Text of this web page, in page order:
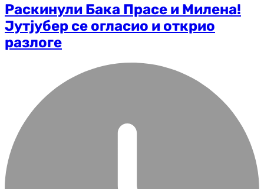
Раскинули Бака Прасе и Милена!
Јутјубер се огласио и открио
разлоге